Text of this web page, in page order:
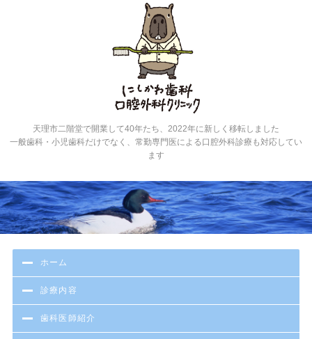
天理市二階堂で開業して40年たち、2022年に新しく移転しました
一般歯科・小児歯科だけでなく、常勤専門医による口腔外科診療も対応してい
ます
ホーム
診療内容
歯科医師紹介